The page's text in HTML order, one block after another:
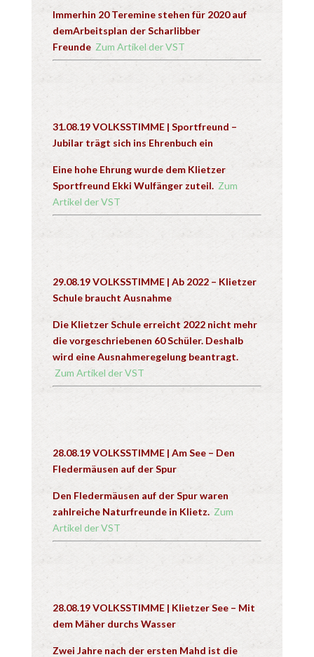
Immerhin 20 Teremine stehen für 2020 auf
demArbeitsplan der Scharlibber
Freunde Zum Artikel der VST
31.08.19 VOLKSSTIMME | Sportfreund –
Jubilar trägt sich ins Ehrenbuch ein
Eine hohe Ehrung wurde dem Klietzer
Sportfreund Ekki Wulfänger zuteil. Zum
Artikel der VST
29.08.19 VOLKSSTIMME | Ab 2022 – Klietzer
Schule braucht Ausnahme
Die Klietzer Schule erreicht 2022 nicht mehr
die vorgeschriebenen 60 Schüler. Deshalb
wird eine Ausnahmeregelung beantragt.
Zum Artikel der VST
28.08.19 VOLKSSTIMME | Am See – Den
Fledermäusen auf der Spur
Den Fledermäusen auf der Spur waren
zahlreiche Naturfreunde in Klietz. Zum
Artikel der VST
28.08.19 VOLKSSTIMME | Klietzer See – Mit
dem Mäher durchs Wasser
Zwei Jahre nach der ersten Mahd ist die